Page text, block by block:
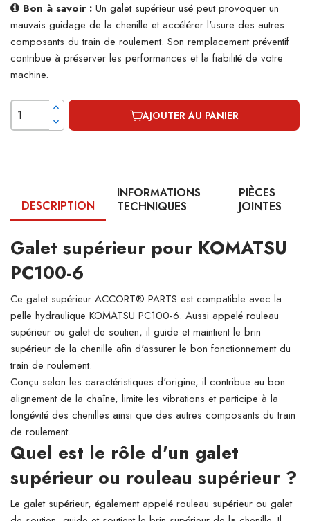
Bon à savoir : Un galet supérieur usé peut provoquer un
mauvais guidage de la chenille et accélérer l'usure des autres
composants du train de roulement. Son remplacement préventif
contribue à préserver les performances et la fiabilité de votre
machine.
AJOUTER AU PANIER
DESCRIPTION
INFORMATIONS
TECHNIQUES
PIÈCES
JOINTES
Galet supérieur pour KOMATSU
PC100-6
Ce galet supérieur ACCORT® PARTS est compatible avec la
pelle hydraulique KOMATSU PC100-6. Aussi appelé rouleau
supérieur ou galet de soutien, il guide et maintient le brin
supérieur de la chenille afin d'assurer le bon fonctionnement du
train de roulement.
Conçu selon les caractéristiques d'origine, il contribue au bon
alignement de la chaîne, limite les vibrations et participe à la
longévité des chenilles ainsi que des autres composants du train
de roulement.
Quel est le rôle d'un galet
supérieur ou rouleau supérieur ?
Le galet supérieur, également appelé rouleau supérieur ou galet